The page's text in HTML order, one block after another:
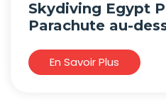
Skydiving Egypt
Parachute au-
En Savoir Plus